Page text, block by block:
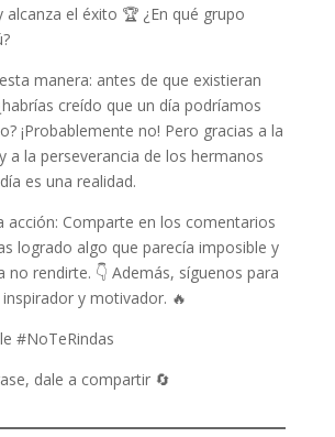
alcanza el éxito 🏆 ¿En qué grupo
manera: antes de que existieran
creído que un día podríamos
¡Probablemente no! Pero gracias a la
a la perseverancia de los hermanos
es una realidad.
acción: Comparte en los comentarios
logrado algo que parecía imposible y
no rendirte. 👇 Además, síguenos para
y motivador. 🔥
#NoTeRindas
dale a compartir 🔄